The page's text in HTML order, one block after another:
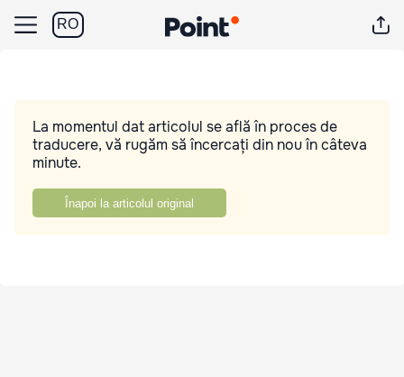
RO
La momentul dat articolul se află în proces de
traducere, vă rugăm să încercați din nou în câteva
minute.
Înapoi la articolul original